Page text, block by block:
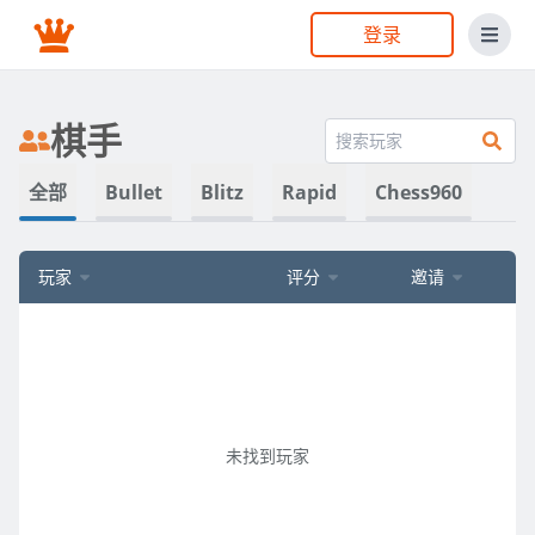
登录
棋手
全部 Bullet Blitz Rapid Chess960
玩家 评分 邀请
未找到玩家